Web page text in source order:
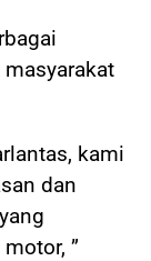
kami
dan
”